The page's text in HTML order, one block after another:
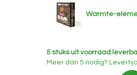
Warmte-
5 stuks uit voorraad
Meer dan 5 nodig? Levertijd